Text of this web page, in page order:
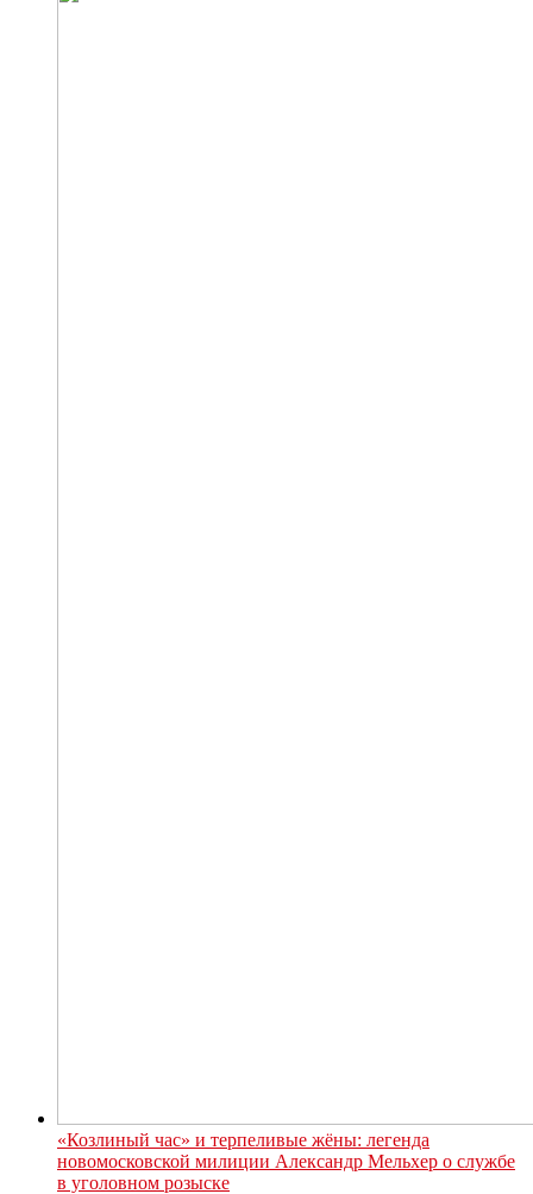
«Козлиный час» и терпеливые жёны: легенда
новомосковской милиции Александр Мельхер о службе
в уголовном розыске